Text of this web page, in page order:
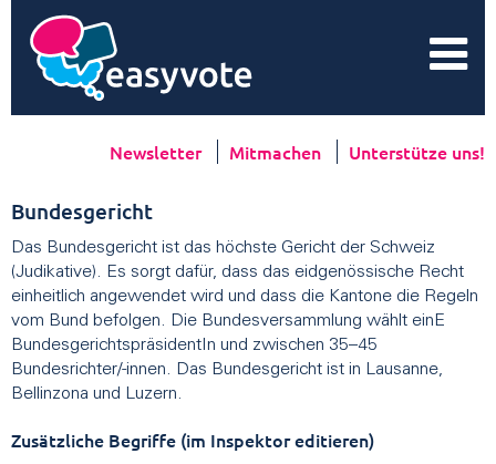
Newsletter Mitmachen Unterstütze uns!
Bundesgericht
Das Bundesgericht ist das höchste Gericht der Schweiz
(Judikative). Es sorgt dafür, dass das eidgenössische Recht
einheitlich angewendet wird und dass die Kantone die Regeln
vom Bund befolgen. Die Bundesversammlung wählt einE
BundesgerichtspräsidentIn und zwischen 35–45
Bundesrichter/-innen. Das Bundesgericht ist in Lausanne,
Bellinzona und Luzern.
Zusätzliche Begriffe (im Inspektor editieren)